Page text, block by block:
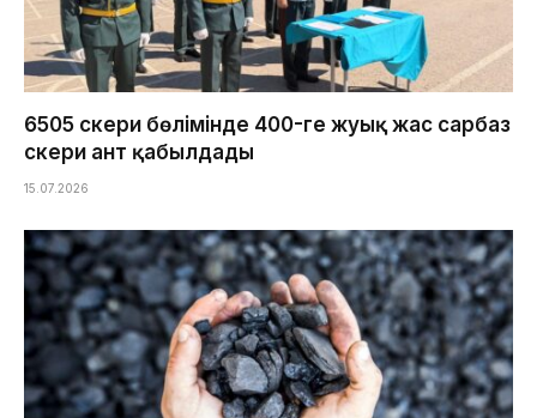
6505 әскери бөлімінде 400-ге жуық жас сарбаз
әскери ант қабылдады
15.07.2026